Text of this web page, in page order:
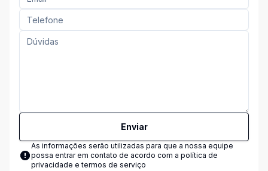
Enviar
As informações serão utilizadas para que a nossa equipe
possa entrar em contato de acordo com a política de
privacidade e termos de serviço